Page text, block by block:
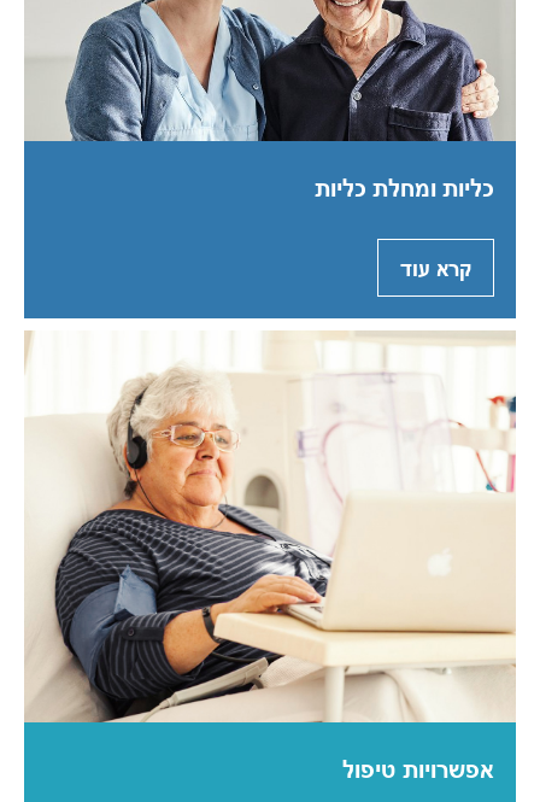
Australia
Philippines
North America
United States of America
NephroCare International
כליות ומחלת כליות
קרא עוד
אפשרויות טיפול